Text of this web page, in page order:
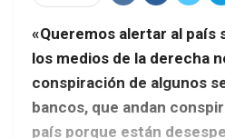
«Queremos alertar al país
los medios de la derecha
conspiración de algunos
bancos, que andan
país porque están